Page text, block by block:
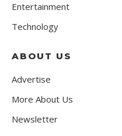
Entertainment
Technology
ABOUT US
Advertise
More About Us
Newsletter